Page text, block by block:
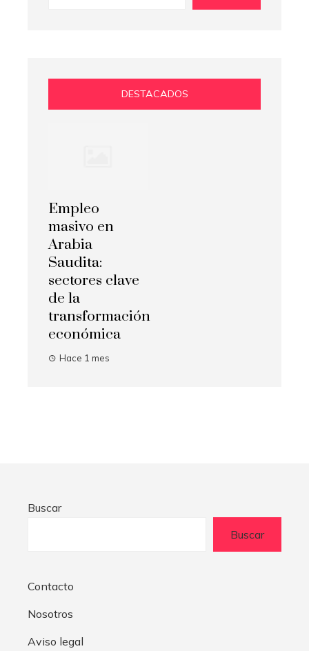
DESTACADOS
Empleo
masivo en
Arabia
Saudita:
sectores clave
de la
transformación
económica
Hace 1 mes
Buscar
Buscar
Contacto
Nosotros
Aviso legal